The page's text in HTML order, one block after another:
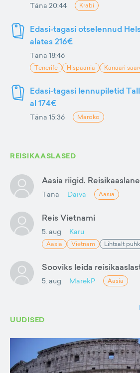
Täna 20:44 Krabi
Edasi-tagasi otselennud
alates 216€
Täna 18:46
Tenerife Hispaania Kanaari
Edasi-tagasi lennupiletid
al 174€
Täna 15:36 Maroko
REISIKAASLASED
Aasia riigid.
Täna Daiva Aasia
Reis Vietnami
5. aug Karu
Aasia Vietnam Lihtsalt
Sooviks leida
5. aug MarekP Aasia
UUDISED